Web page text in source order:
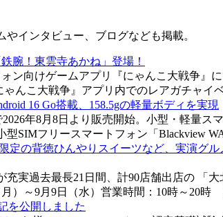
インタビュー、ブログなども掲載。
腕！東雲寺あかね」登場！
ン向けゲームアプリ『にゃんこ大戦争』
んこ大戦争』アプリ内でのレアガチャイ
16 Go搭載、158.5gの軽量ボディを実現
年8月8日より販売開始。小型・軽量ス
SIMフリースマートフォン「Blackview
定の背徳ひんやりスイーツなど、実演グ
実過去最長21日間、計90店舗出店の 「
）～9月9日（水）営業時間：10時～20
を公開しました